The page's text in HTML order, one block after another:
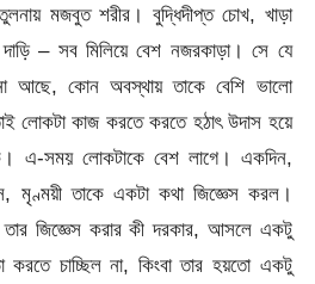
মজবুত শরীর। বুদ্ধিদীপ্ত চোখ, খাড়া
– সব মিলিয়ে বেশ নজরকাড়া। সে যে
আছে, কোন অবস্থায় তাকে বেশি ভালো
লোকটা কাজ করতে করতে হঠাৎ উদাস হয়ে
এ-সময় লোকটাকে বেশ লাগে। একদিন,
মৃণ্ময়ী তাকে একটা কথা জিজ্ঞেস করল।
জিজ্ঞেস করার কী দরকার, আসলে একটু
করতে চাচ্ছিল না, কিংবা তার হয়তো একটু